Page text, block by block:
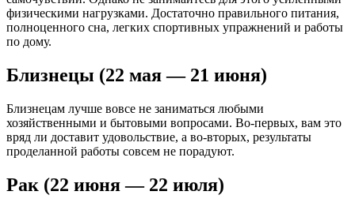
физическими нагрузками. Достаточно правильного питания,
полноценного сна, легких спортивных упражнений и работы
по дому.
Близнецы (22 мая — 21 июня)
Близнецам лучше вовсе не заниматься любыми
хозяйственными и бытовыми вопросами. Во-первых, вам это
вряд ли доставит удовольствие, а во-вторых, результаты
проделанной работы совсем не порадуют.
Рак (22 июня — 22 июля)